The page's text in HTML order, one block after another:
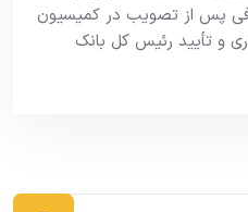
پس از تصویب در کمیسیون
و تأیید رئیس کل بانک